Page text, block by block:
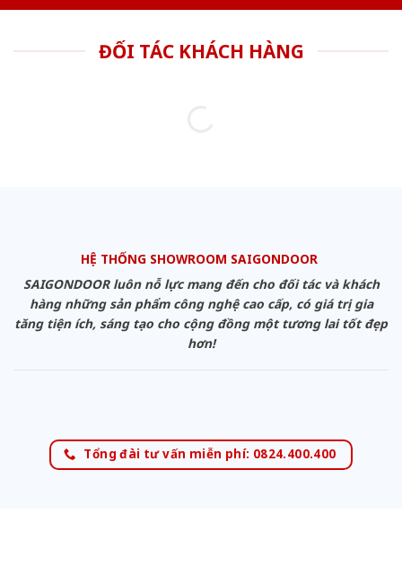
ĐỐI TÁC KHÁCH HÀNG
HỆ THỐNG SHOWROOM SAIGONDOOR
SAIGONDOOR luôn nỗ lực mang đến cho đối tác và khách
hàng những sản phẩm công nghệ cao cấp, có giá trị gia
tăng tiện ích, sáng tạo cho cộng đồng một tương lai tốt đẹp
hơn!
Tổng đài tư vấn miễn phí: 0824.400.400